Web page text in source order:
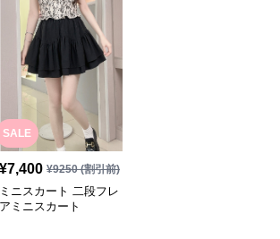
SALE
¥7,400 ¥9250(割引前)
ミニスカート 二段フレ
アミニスカート